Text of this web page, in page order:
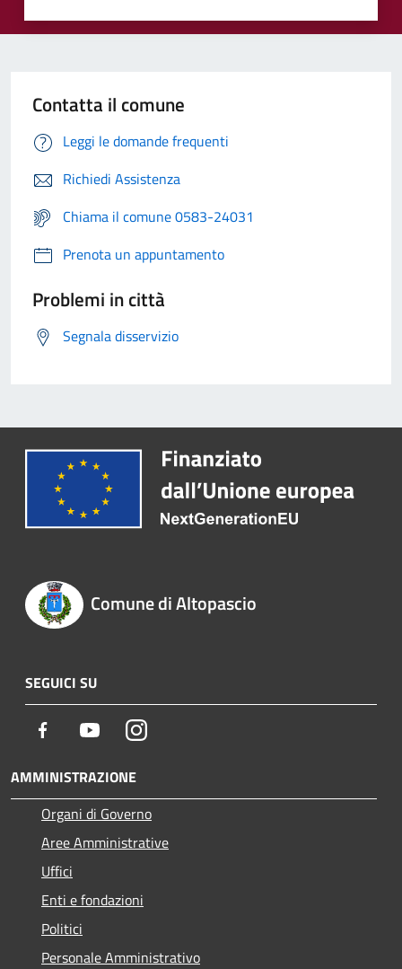
Contatta il comune
Leggi le domande frequenti
Richiedi Assistenza
Chiama il comune 0583-24031
Prenota un appuntamento
Problemi in città
Segnala disservizio
Comune di Altopascio
SEGUICI SU
Facebook YoutubeInstagram
AMMINISTRAZIONE
Organi di Governo
Aree Amministrative
Uffici
Enti e fondazioni
Politici
Personale Amministrativo